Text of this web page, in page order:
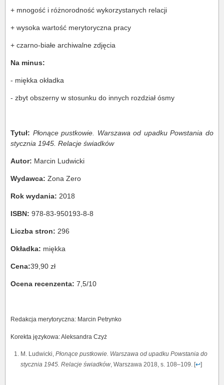
+ mnogość i różnorodność wykorzystanych relacji
+ wysoka wartość merytoryczna pracy
+ czarno-białe archiwalne zdjęcia
Na minus:
- miękka okładka
- zbyt obszerny w stosunku do innych rozdział ósmy
Tytuł: Płonące pustkowie. Warszawa od upadku Powstania do
stycznia 1945. Relacje świadków
Autor: Marcin Ludwicki
Wydawca: Zona Zero
Rok wydania: 2018
ISBN: 978-83-950193-8-8
Liczba stron: 296
Okładka: miękka
Cena:39,90 zł
Ocena recenzenta: 7,5/10
Redakcja merytoryczna: Marcin Petrynko
Korekta językowa: Aleksandra Czyż
M. Ludwicki, Płonące pustkowie. Warszawa od upadku Powstania do
stycznia 1945. Relacje świadków , Warszawa 2018, s. 108–109. [↩]